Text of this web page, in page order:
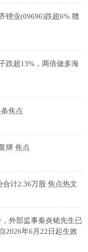
锂业(09696)跌超6% 赣
跌超13%，两倍做多海
焦点
牌 焦点
计2.36万股 焦点热文
外部监事秦炎铭先生已
2026年6月22日起生效